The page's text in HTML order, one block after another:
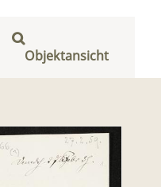
Objektansicht